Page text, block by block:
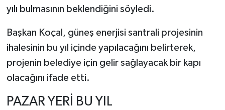
yılı bulmasının beklendiğini söyledi.
Başkan Koçal, güneş enerjisi santrali projesinin
ihalesinin bu yıl içinde yapılacağını belirterek,
projenin belediye için gelir sağlayacak bir kapı
olacağını ifade etti.
PAZAR YERİ BU YIL